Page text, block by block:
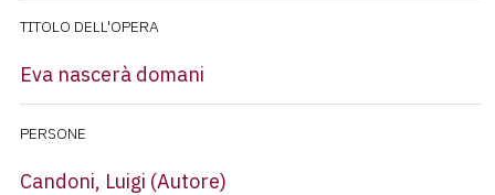
TITOLO DELL'OPERA
Eva nascerà domani
PERSONE
Candoni, Luigi (Autore)